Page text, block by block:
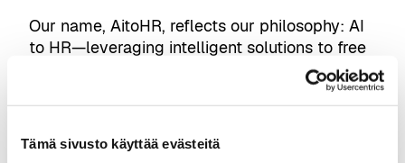
Tämä sivusto käyttää evästeitä
Our name, AitoHR, reflects our philosophy: AI
to HR—leveraging intelligent solutions to free
HR and leaders to focus on what truly
Visit partner website →